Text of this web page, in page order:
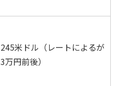
245米ドル（レートによるが
3万円前後）